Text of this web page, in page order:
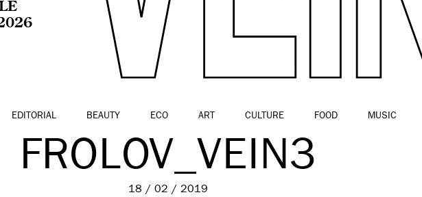
EDITORIAL BEAUTY ECO ART CULTURE FOOD MUSIC
FROLOV_VEIN3
18 / 02 / 2019